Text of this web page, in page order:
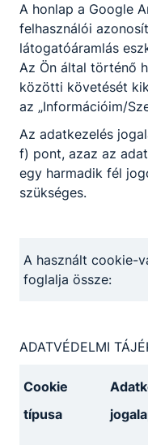
2026. máj. 1.
A honlap a Google
felhasználói
látogatóáramlás
Az Ön által történő
közötti követését
az „Információim/
Az adatkezelés
f) pont, azaz az
egy harmadik fél
szükséges.
A használt cookie-
foglalja össze:
ADATVÉDELMI
Cookie
típusa